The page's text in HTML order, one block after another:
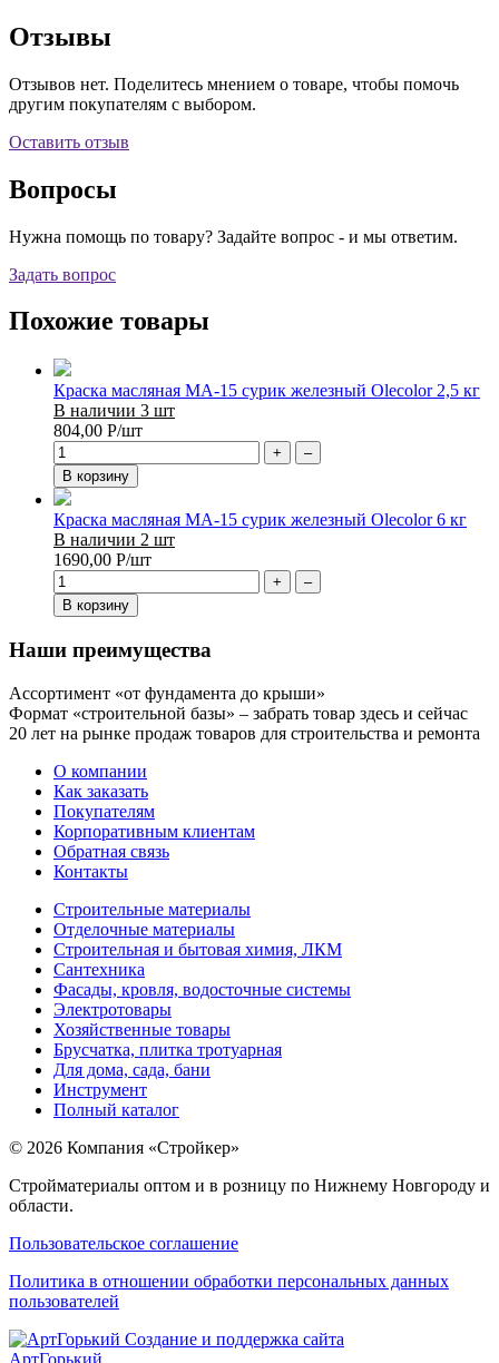
Отзывы
Отзывов нет. Поделитесь мнением о товаре, чтобы помочь
другим покупателям с выбором.
Оставить отзыв
Вопросы
Нужна помощь по товару? Задайте вопрос - и мы ответим.
Задать вопрос
Похожие товары
Краска масляная МА-15 сурик железный Olecolor 2,5 кг
В наличии 3 шт
804,00 Р/шт
+
–
В корзину
Краска масляная МА-15 сурик железный Olecolor 6 кг
В наличии 2 шт
1690,00 Р/шт
+
–
В корзину
Наши преимущества
Ассортимент «от фундамента до крыши»
Формат «строительной базы» – забрать товар здесь и сейчас
20 лет на рынке продаж товаров для строительства и ремонта
О компании
Как заказать
Покупателям
Корпоративным клиентам
Обратная связь
Контакты
Строительные материалы
Отделочные материалы
Строительная и бытовая химия, ЛКМ
Сантехника
Фасады, кровля, водосточные системы
Электротовары
Хозяйственные товары
Брусчатка, плитка тротуарная
Для дома, сада, бани
Инструмент
Полный каталог
© 2026 Компания «Стройкер»
Стройматериалы оптом и в розницу по Нижнему Новгороду и
области.
Пользовательское соглашение
Политика в отношении обработки персональных данных
пользователей
Создание и поддержка сайта
АртГорький